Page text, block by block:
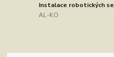
Instalace robotických
AL-KO